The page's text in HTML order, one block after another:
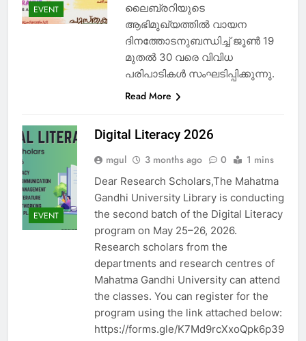
EVENT
ലൈബ്രറിയുടെ
ആഭിമുഖ്യത്തിൽ വായന
ദിനത്തോടനുബന്ധിച്ച് ജൂൺ 19
മുതൽ 30 വരെ വിവിധ
പരിപാടികൾ സംഘടിപ്പിക്കുന്നു.
Read More
EVENT
Digital Literacy 2026
mgul 3 months ago 0 1 mins
Dear Research Scholars,The Mahatma
Gandhi University Library is conducting
the second batch of the Digital Literacy
program on May 25–26, 2026.
Research scholars from the
departments and research centres of
Mahatma Gandhi University can attend
the classes. You can register for the
program using the link attached below:
https://forms.gle/K7Md9rcXxoQpk6p39